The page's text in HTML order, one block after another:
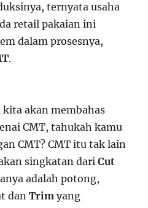
ternyata usaha
retail pakaian ini
dalam prosesnya,
.
akan membahas
CMT, tahukah kamu
CMT? CMT itu tak lain
singkatan dariCut
adalah potong,
danTrimyang